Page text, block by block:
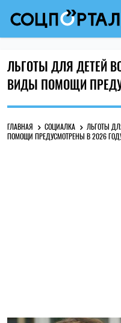
ЛЬГОТЫ ДЛЯ ДЕТЕЙ
ВИДЫ ПОМОЩИ
ГЛАВНАЯ СОЦИАЛКА
ЛЬГОТЫ
ПОМОЩИ ПРЕДУСМОТРЕНЫ В 2026